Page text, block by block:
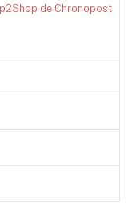
de Chronopost